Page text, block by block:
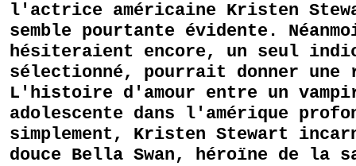
l'actrice américaine Kristen
semble pourtante évidente.
hésiteraient encore, un seul
sélectionné, pourrait donner une
L'histoire d'amour entre un
adolescente dans l'amérique
simplement, Kristen Stewart
douce Bella Swan, héroïne de la